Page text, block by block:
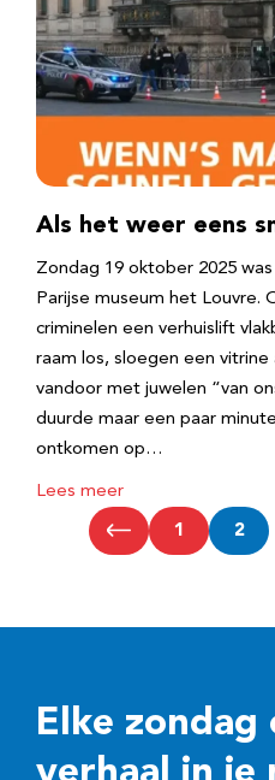
Als het weer eens
Zondag 19 oktober 2025
Parijse museum het Louvre.
criminelen een verhuislift
raam los, sloegen een
vandoor met juwelen “van
duurde maar een paar
ontkomen op…
Lees meer
1 2
Elke zondag